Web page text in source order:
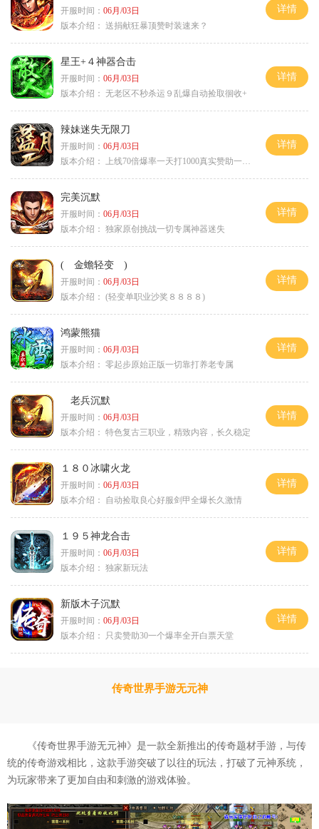
开服时间： 06月/03日
版本介绍： 送捐献狂暴顶赞时装速来？
详情
星王+４神器合击
开服时间： 06月/03日
版本介绍： 无老区不秒杀运９乱爆自动捡取徊收+
详情
辣妹迷失无限刀
开服时间： 06月/03日
版本介绍：
上线70倍爆率一天打1000真实赞助一夜终
详情
完美沉默
开服时间： 06月/03日
版本介绍： 独家原创挑战一切专属神器迷失
详情
( 金蟾轻变 )
开服时间： 06月/03日
版本介绍： (轻变单职业沙奖８８８８)
详情
鸿蒙熊猫
开服时间： 06月/03日
版本介绍： 零起步原始正版一切靠打养老专属
详情
老兵沉默
开服时间： 06月/03日
版本介绍： 特色复古三职业，精致内容，长久稳定
详情
１８０冰啸火龙
开服时间： 06月/03日
版本介绍：
自动捡取良心好服剑甲全爆长久激情
详情
１９５神龙合击
开服时间： 06月/03日
版本介绍： 独家新玩法
详情
新版木子沉默
开服时间： 06月/03日
版本介绍：
只卖赞助30一个爆率全开白票天堂
详情
传奇世界手游无元神
《传奇世界手游无元神》是一款全新推出的传奇题材手游，与传
统的传奇游戏相比，这款手游突破了以往的玩法，打破了元神系统，
为玩家带来了更加自由和刺激的游戏体验。